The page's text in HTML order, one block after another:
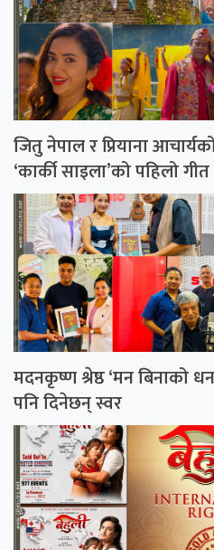
जितु नेपाल र प्रियाना
‘कार्की साइला’को पहिलो
मदनकृष्ण श्रेष्ठ ‘मन बिनाको
पनि दिनेछन् स्वर